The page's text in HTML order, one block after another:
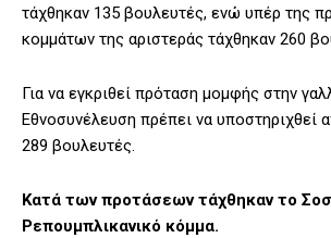
τάχθηκαν 135 βουλευτές, ενώ υπέρ της
κομμάτων της αριστεράς τάχθηκαν 260
Για να εγκριθεί πρόταση μομφής στην
Εθνοσυνέλευση πρέπει να υποστηριχθεί
289 βουλευτές.
Κατά των προτάσεων τάχθηκαν το
Ρεπουμπλικανικό κόμμα.